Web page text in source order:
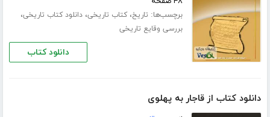
برچسب‌ها: تاریخ،کتاب تاریخی،دانلود کتاب تاریخی،
بررسی وقایع تاریخی
دانلود کتاب
دانلود کتاب از قاجار به پهلوی